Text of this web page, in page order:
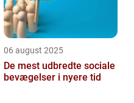
06 august 2025
De mest udbredte sociale
bevægelser i nyere tid